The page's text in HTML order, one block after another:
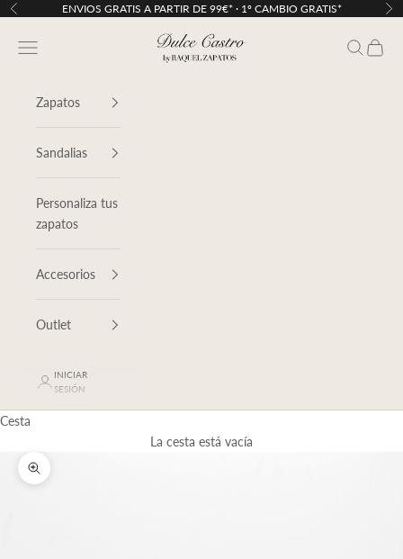
Ir al contenido
Anterior ENVIOS GRATIS A PARTIR DE 99€* · 1º CAMBIO GRATIS*
Dulce Castro
Menú Buscar
Cesta
Zapatos
Sandalias
Personaliza tus
zapatos
Accesorios
Outlet
INICIAR
SESIÓN
Cesta
La cesta está vacía
Zoom